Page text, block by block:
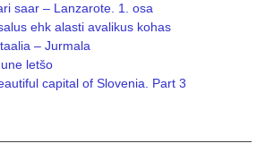
saar – Lanzarote. 1. osa
ehk alasti avalikus kohas
– Jurmala
letšo
capital of Slovenia. Part 3